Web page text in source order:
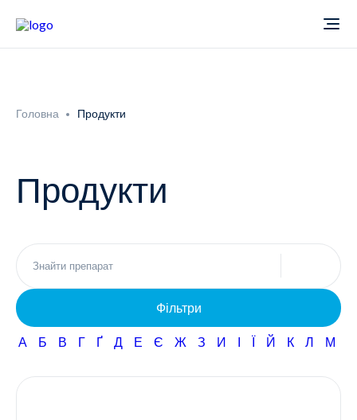
Новини
Неврологія
Фармаконагляд
Кар'єра
Головна Продукти
Продукти
Фільтри
А Б В Г Ґ Д Е Є Ж З И І Ї Й К Л М